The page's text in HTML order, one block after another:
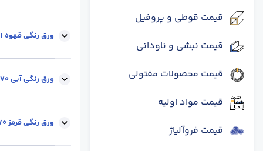
قیمت قوطی و پروفیل
قیمت نبشی و ناودانی
قیمت محصولات مفتولی
قیمت مواد اولیه
قیمت فروآلیاژ
ابعاد : عرض 1.25
ورق رنگی قهوه ای0.48 میل - عرض 1.25
ابعاد : عرض 1.25
ورق رنگی آبی 0.70 میل - عرض 1.25 متر -رول
ابعاد : عرض 1.25
ورق رنگی قرمز 0.70 میل - عرض 1.25 متر -رول